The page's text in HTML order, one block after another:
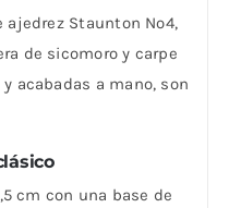
ajedrez Staunton Nº4,
de sicomoro y carpe
acabadas a mano, son
cm con una base de